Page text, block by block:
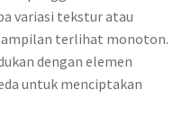
variasi tekstur atau
terlihat monoton.
dengan elemen
untuk menciptakan